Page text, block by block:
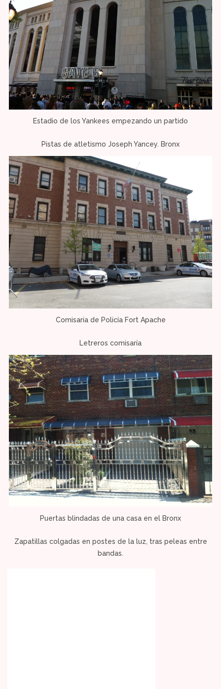
Estadio de los Yankees empezando un partido
Pistas de atletismo Joseph Yancey. Bronx
Comisaria de Policía Fort Apache
Letreros comisaría
Puertas blindadas de una casa en el Bronx
Zapatillas colgadas en postes de la luz, tras peleas entre
bandas.